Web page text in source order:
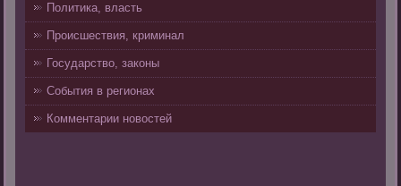
Политика, власть
Происшествия, криминал
Государство, законы
События в регионах
Комментарии новостей